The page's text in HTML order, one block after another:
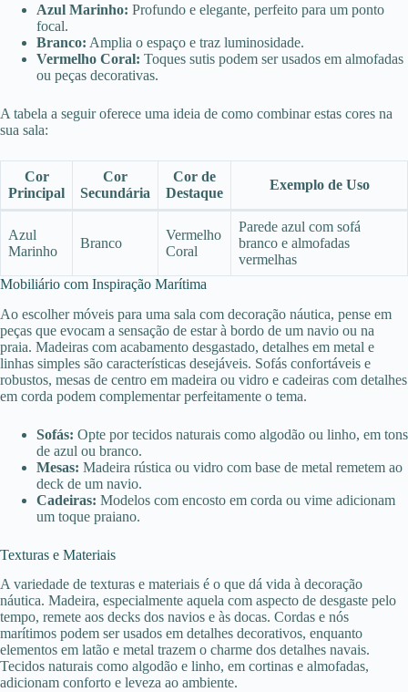
Azul Marinho: Profundo e elegante, perfeito para um ponto
focal.
Branco: Amplia o espaço e traz luminosidade.
Vermelho Coral: Toques sutis podem ser usados em almofadas
ou peças decorativas.
A tabela a seguir oferece uma ideia de como combinar estas cores na
sua sala:
Cor
Principal
Cor
Secundária
Cor de
Destaque
Exemplo de Uso
Azul
Marinho
Branco
Vermelho
Coral
Parede azul com sofá
branco e almofadas
vermelhas
Mobiliário com Inspiração Marítima
Ao escolher móveis para uma sala com decoração náutica, pense em
peças que evocam a sensação de estar à bordo de um navio ou na
praia. Madeiras com acabamento desgastado, detalhes em metal e
linhas simples são características desejáveis. Sofás confortáveis e
robustos, mesas de centro em madeira ou vidro e cadeiras com detalhes
em corda podem complementar perfeitamente o tema.
Sofás: Opte por tecidos naturais como algodão ou linho, em tons
de azul ou branco.
Mesas: Madeira rústica ou vidro com base de metal remetem ao
deck de um navio.
Cadeiras: Modelos com encosto em corda ou vime adicionam
um toque praiano.
Texturas e Materiais
A variedade de texturas e materiais é o que dá vida à decoração
náutica. Madeira, especialmente aquela com aspecto de desgaste pelo
tempo, remete aos decks dos navios e às docas. Cordas e nós
marítimos podem ser usados em detalhes decorativos, enquanto
elementos em latão e metal trazem o charme dos detalhes navais.
Tecidos naturais como algodão e linho, em cortinas e almofadas,
adicionam conforto e leveza ao ambiente.